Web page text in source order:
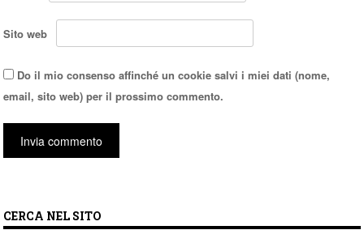
Sito web
Do il mio consenso affinché un cookie salvi i miei dati (nome,
email, sito web) per il prossimo commento.
CERCA NEL SITO